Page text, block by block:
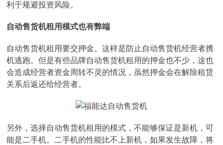
利于规避投资风险。
自动售货机租用模式也有弊端
自动售货机租用要交押金。这样是防止自动售货机经营者携
机逃跑。但是有些品牌自动售货机租用的押金也不少，这也
会造成经营者资金周转不灵的情况，虽然押金会在解除租赁
关系后返还给经营者。
另外，选择自动售货机租用的模式，不能够保证是新机，可
能是二手机。二手机的性能比不上新机，如果发生故障，将